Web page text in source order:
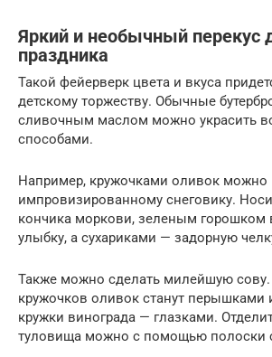
Яркий и необычный перекус
праздника
Такой фейерверк цвета и вкуса
детскому торжеству. Обычные
сливочным маслом можно украсить
способами.
Например, кружочками оливок можно
импровизированному снеговику.
кончика моркови, зеленым горошком
улыбку, а сухариками — задорную
Также можно сделать милейшую
кружочков оливок станут перышками
кружки винограда — глазками.
туловища можно с помощью полоски